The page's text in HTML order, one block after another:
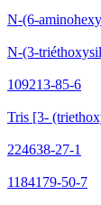
N-(6-
N-(3-
109213-85-6
Tris [3-
224638-27-1
1184179-50-7